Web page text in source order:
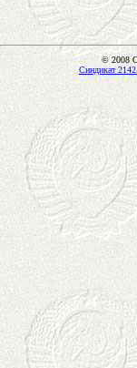
© 2008
Синдикат